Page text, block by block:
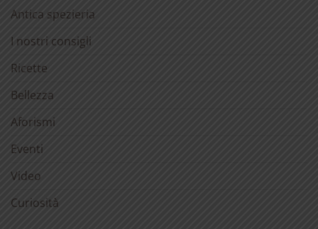
Antica spezieria
I nostri consigli
Ricette
Bellezza
Aforismi
Eventi
Video
Curiosità